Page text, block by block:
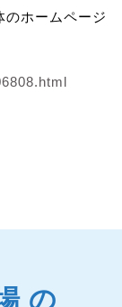
のホームページ
の